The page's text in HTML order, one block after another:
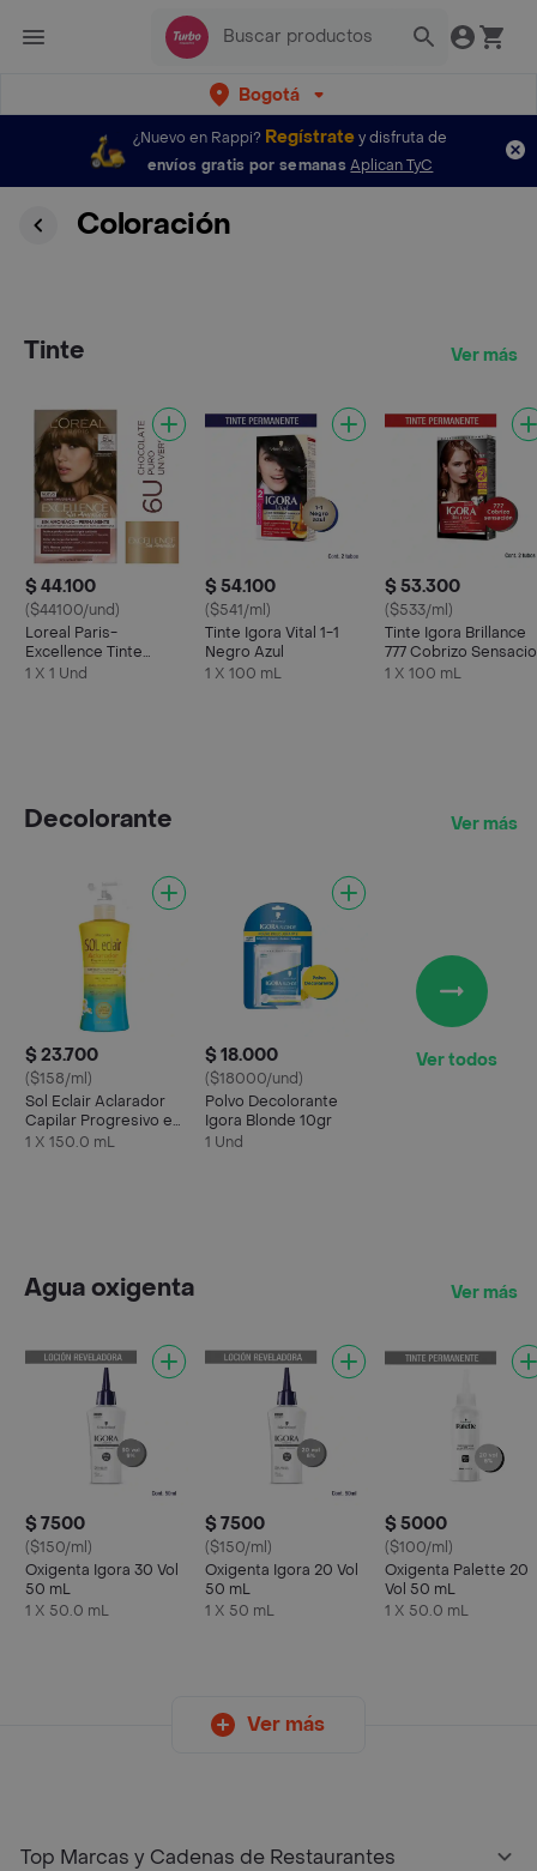
Bogotá
¿Nuevo en Rappi? Regístratey disfruta de
envíos gratis por semanas Aplican TyC
Coloración
Tinte Ver más
$ 44.100
($44100/und)
Loreal Paris-
Excellence Tinte
Capilar Tono
1 X 1 Und
$ 54.100
($541/ml)
Tinte Igora Vital 1-1
Negro Azul
1 X 100 mL
$ 53.300
($533/ml)
Tinte Igora Brillance
777 Cobrizo
1 X 100 mL
Decolorante Ver más
$ 23.700
($158/ml)
Sol Eclair Aclarador
Capilar Progresivo en
Spray con Aroma a
1 X 150.0 mL
$ 18.000
($18000/und)
Polvo Decolorante
Igora Blonde 10gr
1 Und
Ver todos
Agua oxigenta Ver más
$ 7500
($150/ml)
Oxigenta Igora 30 Vol
50 mL
1 X 50.0 mL
$ 7500
($150/ml)
Oxigenta Igora 20 Vol
50 mL
1 X 50 mL
$ 5000
($100/ml)
Oxigenta Palette 20
Vol 50 mL
1 X 50.0 mL
Ver más
Top Marcas y Cadenas de Restaurantes